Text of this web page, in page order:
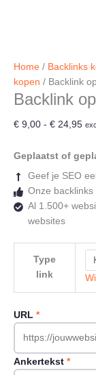
Home / Backlinks
kopen / Backlink
Backlink
€ 9,00 - € 24,95
tot
Geplaatst of
Geef je SEO
Onze
Al 1.500+
websites
Type
link
URL *
Ankertekst *